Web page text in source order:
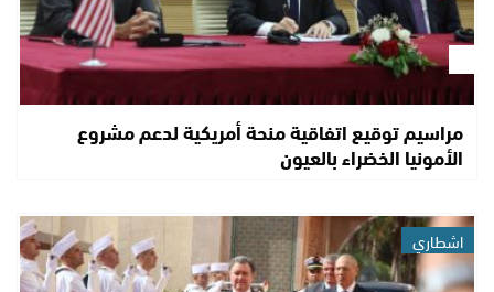
مراسيم توقيع اتفاقية منحة أمريكية لدعم مشروع
الأمونيا الخضراء بالعيون
اشطاري